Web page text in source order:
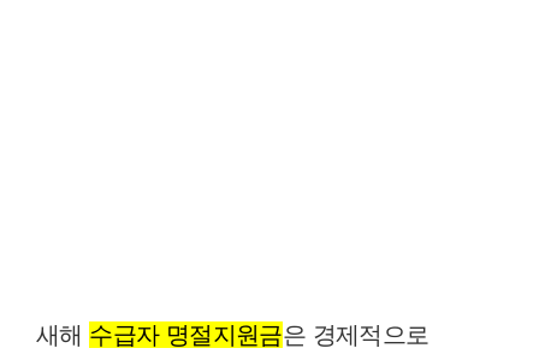
새해 수급자 명절지원금은 경제적으로